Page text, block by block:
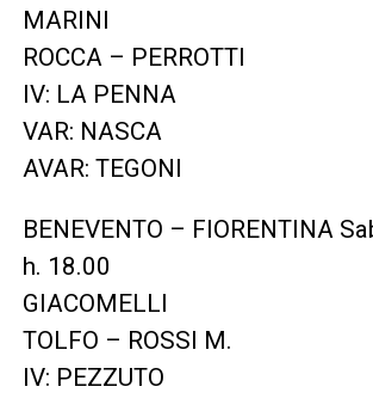
MARINI
ROCCA – PERROTTI
IV: LA PENNA
VAR: NASCA
AVAR: TEGONI
BENEVENTO – FIORENTINA
h. 18.00
GIACOMELLI
TOLFO – ROSSI M.
IV: PEZZUTO